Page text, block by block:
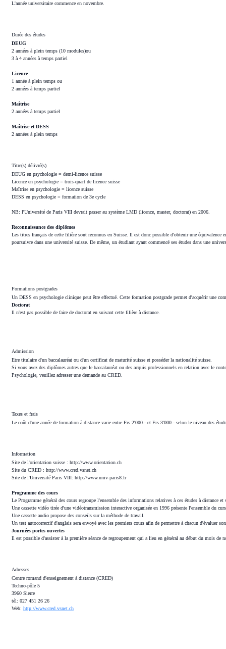
L'année universitaire commence en novembre.
Durée des études
DEUG
2 années à plein temps (10 modules)ou
3 à 4 années à temps partiel
Licence
1 année à plein temps ou
2 années à temps partiel
Maîtrise
2 années à temps partiel
Maîtrise et DESS
2 années à plein temps
Titre(s) délivré(s)
DEUG en psychologie = demi-licence suisse
Licence en psychologie = trois-quart de licence suisse
Maîtrise en psychologie = licence suisse
DESS en psychologie = formation de 3e cycle
NB: l'Université de Paris VIII devrait passer au système LMD (licence, master, doctorat) en 2006.
Reconnaissance des diplômes
Les titres français de cette filière sont reconnus en Suisse. Il est donc possible d'obtenir une équivalence
poursuivre dans une université suisse. De même, un étudiant ayant commencé ses études dans une
Formations postgrades
Un DESS en psychologie clinique peut être effectué. Cette formation postgrade permet d'acquérir une
Doctorat
Il n'est pas possible de faire de doctorat en suivant cette filière à distance.
Admission
Etre titulaire d'un baccalauréat ou d'un certificat de maturité suisse et posséder la nationalité suisse.
Si vous avez des diplômes autres que le baccalauréat ou des acquis professionnels en relation avec le
Psychologie, veuillez adresser une demande au CRED.
Taxes et frais
Le coût d'une année de formation à distance varie entre Frs 2'000.- et Frs 3'000.- selon le niveau des
Information
Site de l'orientation suisse : http://www.orientation.ch
Site du CRED : http://www.cred.vsnet.ch
Site de l'Université Paris VIII: http://www.univ-paris8.fr
Programme des cours
Le Programme général des cours regroupe l'ensemble des informations relatives à ces études à
Une cassette vidéo tirée d'une vidéotransmission interactive organisée en 1996 présente l'ensemble du
Une cassette audio propose des conseils sur la méthode de travail.
Un test autocorrectif d'anglais sera envoyé avec les premiers cours afin de permettre à chacun d'évaluer
Journées portes ouvertes
Il est possible d'assister à la première séance de regroupement qui a lieu en général au début du mois de
Adresses
Centre romand d'enseignement à distance (CRED)
Techno-pôle 5
3960 Sierre
tél: 027 451 26 26
Web: http://www.cred.vsnet.ch